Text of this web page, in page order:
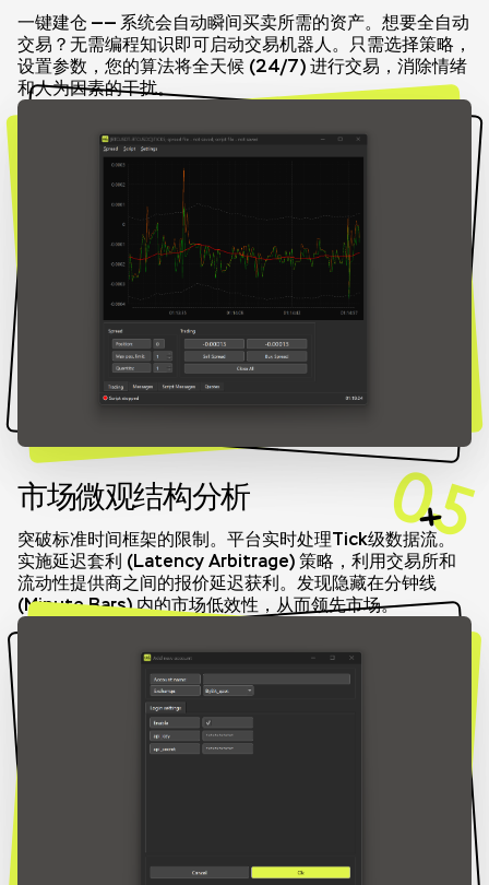
一键建仓 —— 系统会自动瞬间买卖所需的资产。想要全自动
交易？无需编程知识即可启动交易机器人。只需选择策略，
设置参数，您的算法将全天候 (24/7) 进行交易，消除情绪
和人为因素的干扰。
05
市场微观结构分析
突破标准时间框架的限制。平台实时处理Tick级数据流。
实施延迟套利 (Latency Arbitrage) 策略，利用交易所和
流动性提供商之间的报价延迟获利。发现隐藏在分钟线
(Minute Bars) 内的市场低效性，从而领先市场。